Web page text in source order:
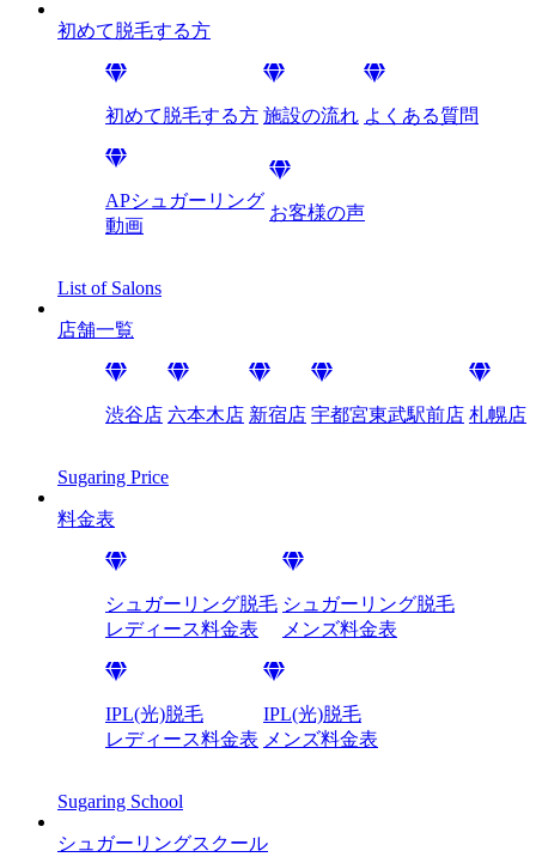
初めて脱毛する方
初めて脱毛する方 施設の流れ よくある質問
APシュガーリング
動画
お客様の声
List of Salons
店舗一覧
渋谷店 六本木店 新宿店 宇都宮東武駅前店 札幌店
Sugaring Price
料金表
シュガーリング脱毛
レディース料金表
シュガーリング脱毛
メンズ料金表
IPL(光)脱毛
レディース料金表
IPL(光)脱毛
メンズ料金表
Sugaring School
シュガーリングスクール